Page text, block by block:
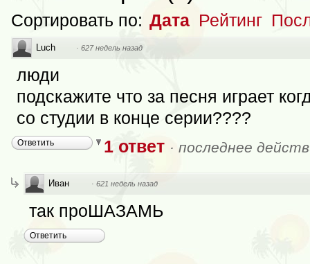
Сортировать по: Дата Рейтинг
Luch · 627 недель назад
люди
подскажите что за песня играет
со студии в конце серии????
Ответить 1 ответ · последнее
Иван · 621 недель назад
так проШАЗАМЬ
Ответить